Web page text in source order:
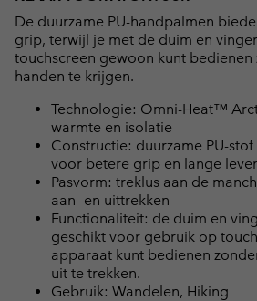
De duurzame PU-handpalmen
grip, terwijl je met de duim en
touchscreen gewoon kunt bedienen
handen te krijgen.
Technologie: Omni-Heat™
warmte en isolatie
Constructie: duurzame PU-
voor betere grip en lange
Pasvorm: treklus aan de
aan- en uittrekken
Functionaliteit: de duim en
geschikt voor gebruik op
apparaat kunt bedienen
uit te trekken.
Gebruik: Wandelen, Hiking